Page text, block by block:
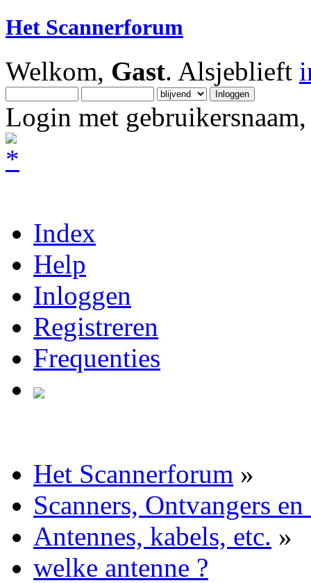
Het Scannerforum
Welkom, Gast. Alsjeblieft
Login met
Index
Help
Inloggen
Registreren
Frequenties
Het Scannerforum »
Scanners, Ontvangers
Antennes, kabels, etc. »
welke antenne ?